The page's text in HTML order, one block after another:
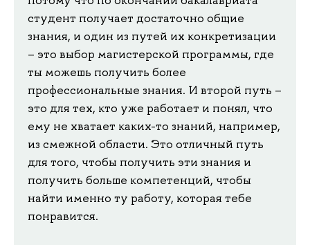
студент получает достаточно общие
знания, и один из путей их конкретизации
– это выбор магистерской программы, где
ты можешь получить более
профессиональные знания. И второй путь –
это для тех, кто уже работает и понял, что
ему не хватает каких-то знаний, например,
из смежной области. Это отличный путь
для того, чтобы получить эти знания и
получить больше компетенций, чтобы
найти именно ту работу, которая тебе
понравится.